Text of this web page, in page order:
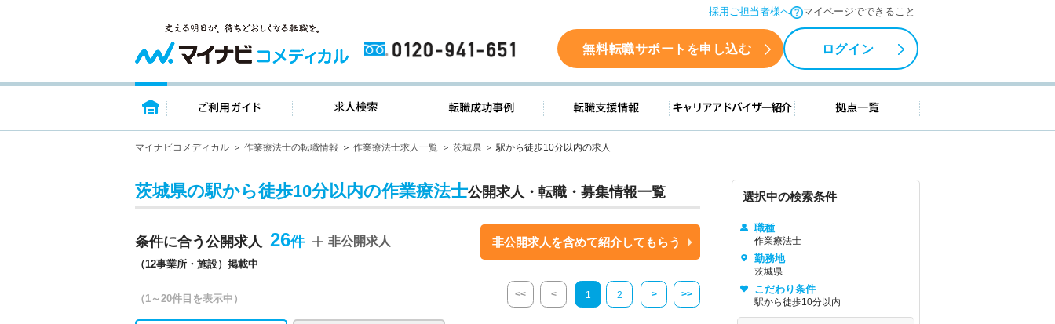
採用ご担当者様へ マイページでできること
0120-941-651 無料転職サポートを申し込む ログイン
トップページ ご利用ガイド 求人検索 転職成功事例 転職支援情報 キャリアアドバイザー紹介 拠点一覧
マイナビコメディカル 作業療法士の転職情報 作業療法士求人一覧 茨城県 駅から徒歩10分以内の求人
茨城県の駅から徒歩10分以内の作業療法士公開求人・転職・募集情報一覧
条件に合う公開求人 26
（12事業所・施設）掲載中
非公開求人 非公開求人を含めて紹介してもらう
（1～20件目を表示中） << < 1 2 > >>
選択中の検索条件
職種
作業療法士
勤務地
茨城県
こだわり条件
駅から徒歩10分以内